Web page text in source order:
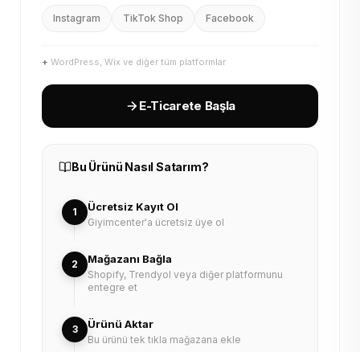
Instagram TikTok Shop Facebook
+ WordPress, Wix ve diğer tüm platformlar
E-Ticarete Başla
Bu Ürünü Nasıl Satarım?
1 Ücretsiz Kayıt Ol
Giyimcenter'a ücretsiz üye ol
2 Mağazanı Bağla
Shopify, Trendyol veya diğer platformunu
entegre et
3 Ürünü Aktar
Bu ürünü tek tıkla mağazana ekle